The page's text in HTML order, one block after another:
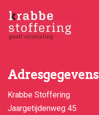
Adresgegevens
Krabbe Stoffering
Jaargetijdenweg 45